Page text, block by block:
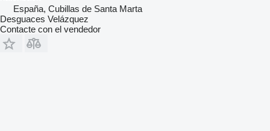
España, Cubillas de Santa Marta
Desguaces Velázquez
Contacte con el vendedor